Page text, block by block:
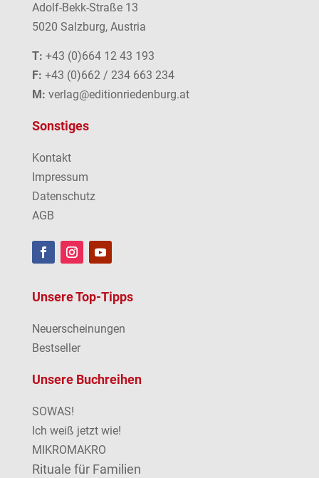
Adolf-Bekk-Straße 13
5020 Salzburg, Austria
T: +43 (0)664 12 43 193
F: +43 (0)662 / 234 663 234
M: verlag@editionriedenburg.at
Sonstiges
Kontakt
Impressum
Datenschutz
AGB
Unsere Top-Tipps
Neuerscheinungen
Bestseller
Unsere Buchreihen
SOWAS!
Ich weiß jetzt wie!
MIKROMAKRO
Rituale für Familien